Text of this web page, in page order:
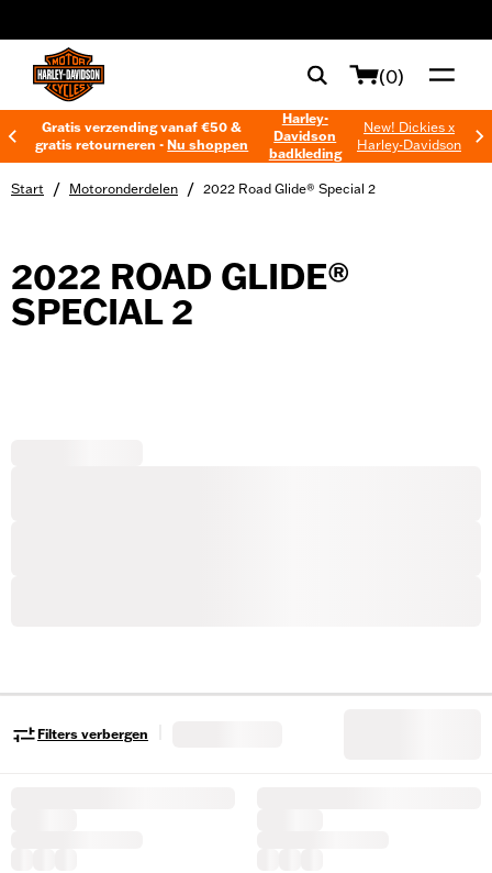
(0)
Gratis verzending vanaf €50 &
gratis retourneren -Nu shoppen
Harley-
Davidson
badkleding
New! Dickies x
Harley-Davidson
Start / Motoronderdelen / 2022 Road Glide® Special 2
2022 ROAD GLIDE®
SPECIAL 2
Filters verbergen